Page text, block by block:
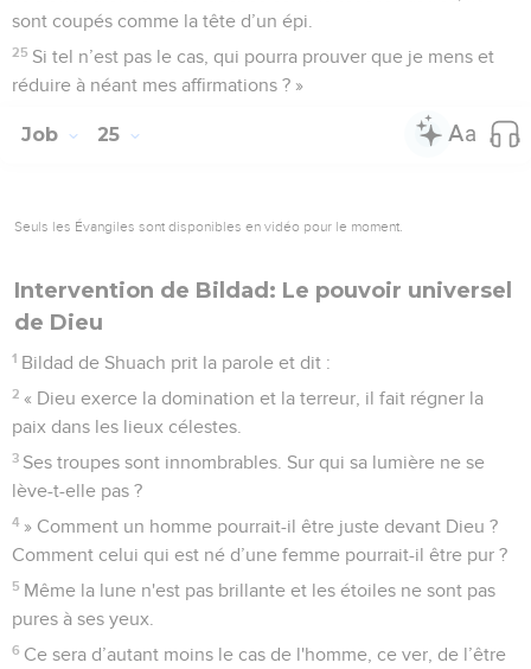
sont coupés comme la tête d’un épi.
25 Si tel n’est pas le cas, qui pourra prouver que je mens et
réduire à néant mes affirmations ? »
Job 25
Seuls les Évangiles sont disponibles en vidéo pour le moment.
Intervention de Bildad: Le pouvoir universel
de Dieu
1 Bildad de Shuach prit la parole et dit :
2 « Dieu exerce la domination et la terreur, il fait régner la
paix dans les lieux célestes.
3 Ses troupes sont innombrables. Sur qui sa lumière ne se
lève-t-elle pas ?
4 » Comment un homme pourrait-il être juste devant Dieu ?
Comment celui qui est né d’une femme pourrait-il être pur ?
5 Même la lune n'est pas brillante et les étoiles ne sont pas
pures à ses yeux.
6 Ce sera d’autant moins le cas de l'homme, ce ver, de l’être